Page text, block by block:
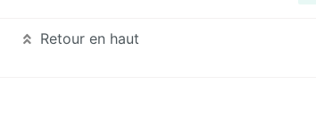
Retour en haut